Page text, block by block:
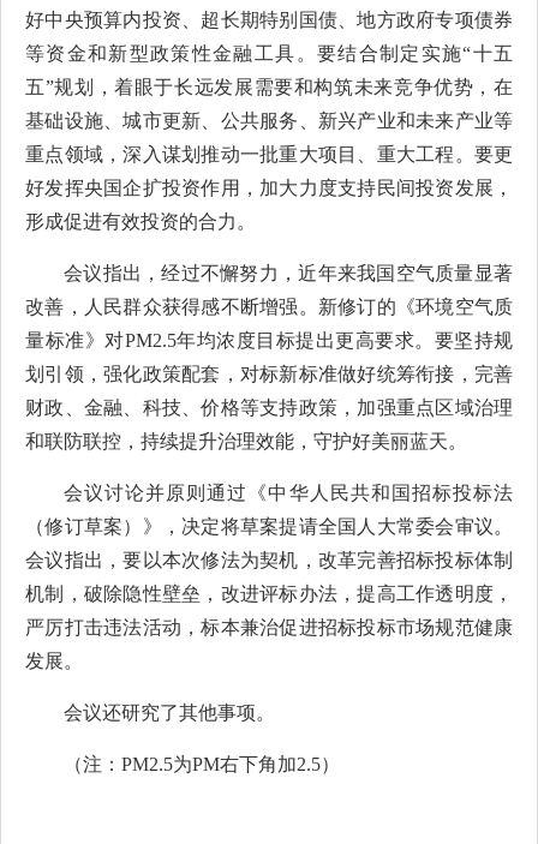
好中央预算内投资、超长期特别国债、地方政府专项债券
等资金和新型政策性金融工具。要结合制定实施“十五
五”规划，着眼于长远发展需要和构筑未来竞争优势，在
基础设施、城市更新、公共服务、新兴产业和未来产业等
重点领域，深入谋划推动一批重大项目、重大工程。要更
好发挥央国企扩投资作用，加大力度支持民间投资发展，
形成促进有效投资的合力。
会议指出，经过不懈努力，近年来我国空气质量显著
改善，人民群众获得感不断增强。新修订的《环境空气质
量标准》对PM2.5年均浓度目标提出更高要求。要坚持规
划引领，强化政策配套，对标新标准做好统筹衔接，完善
财政、金融、科技、价格等支持政策，加强重点区域治理
和联防联控，持续提升治理效能，守护好美丽蓝天。
会议讨论并原则通过《中华人民共和国招标投标法
（修订草案）》，决定将草案提请全国人大常委会审议。
会议指出，要以本次修法为契机，改革完善招标投标体制
机制，破除隐性壁垒，改进评标办法，提高工作透明度，
严厉打击违法活动，标本兼治促进招标投标市场规范健康
发展。
会议还研究了其他事项。
（注：PM2.5为PM右下角加2.5）